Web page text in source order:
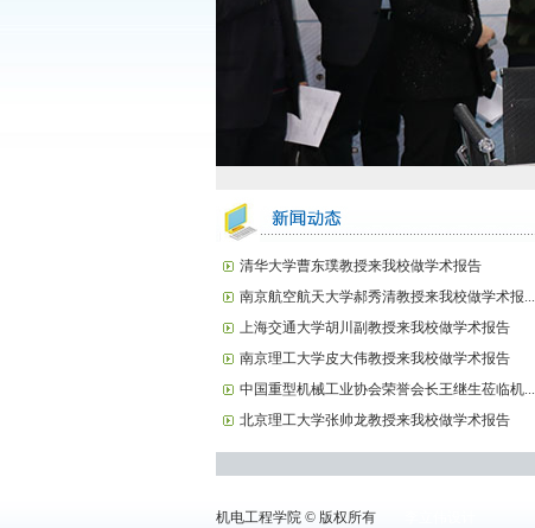
清华大学曹东璞教授来我校做学术报告
南京航空航天大学郝秀清教授来我校做学术报...
上海交通大学胡川副教授来我校做学术报告
南京理工大学皮大伟教授来我校做学术报告
中国重型机械工业协会荣誉会长王继生莅临机...
北京理工大学张帅龙教授来我校做学术报告
机电工程学院 © 版权所有